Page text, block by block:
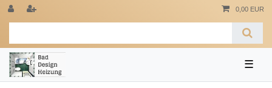
0,00 EUR
☰